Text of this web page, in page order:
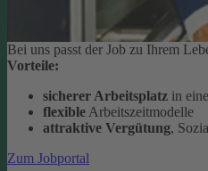
Bei uns passt der Job zu Ihrem
Vorteile:
sicherer Arbeitsplatz in
flexible Arbeitszeitmodelle
attraktive Vergütung,
Zum Jobportal